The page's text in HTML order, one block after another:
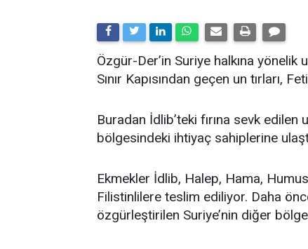
Özgür-Der’in Suriye halkına yönelik
Sınır Kapısından geçen un tırları,
Buradan İdlib’teki fırına sevk edilen
bölgesindeki ihtiyaç sahiplerine
Ekmekler İdlib, Halep, Hama,
Filistinlilere teslim ediliyor. Daha
özgürleştirilen Suriye’nin diğer